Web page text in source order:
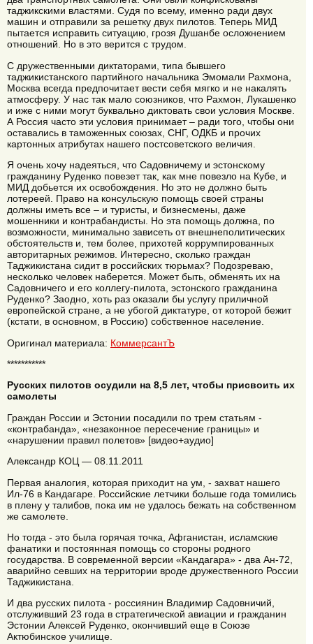
таджикскими властями. Судя по всему, именно ради двух
машин и отправили за решетку двух пилотов. Теперь МИД
пытается исправить ситуацию, грозя Душанбе осложнением
отношений. Но в это верится с трудом.
С дружественными диктаторами, типа бывшего
таджикистанского партийного начальника Эмомали Рахмона,
Москва всегда предпочитает вести себя мягко и не накалять
атмосферу. У нас так мало союзников, что Рахмон, Лукашенко
и иже с ними могут буквально диктовать свои условия Москве.
А Россия часто эти условия принимает – ради того, чтобы они
оставались в таможенных союзах, СНГ, ОДКБ и прочих
картонных атрибутах нашего постсоветского величия.
Я очень хочу надеяться, что Садовничему и эстонскому
гражданину Руденко повезет так, как мне повезло на Кубе, и
МИД добьется их освобождения. Но это не должно быть
лотереей. Право на консульскую помощь своей страны
должны иметь все – и туристы, и бизнесмены, даже
мошенники и контрабандисты. Но эта помощь должна, по
возможности, минимально зависеть от внешнеполитических
обстоятельств и, тем более, прихотей коррумпированных
авторитарных режимов. Интересно, сколько граждан
Таджикистана сидит в российских тюрьмах? Подозреваю,
несколько человек наберется. Может быть, обменять их на
Садовничего и его коллегу-пилота, эстонского гражданина
Руденко? Заодно, хоть раз оказали бы услугу приличной
европейской стране, а не убогой диктатуре, от которой бежит
(кстати, в основном, в Россию) собственное население.
Оригинал материала: КоммерсантЪ
***********
Русских пилотов осудили на 8,5 лет, чтобы присвоить их
самолеты
Граждан России и Эстонии посадили по трем статьям -
«контрабанда», «незаконное пересечение границы» и
«нарушении правил полетов» [видео+аудио]
Александр КОЦ — 08.11.2011
Первая аналогия, которая приходит на ум, - захват нашего
Ил-76 в Кандагаре. Российские летчики больше года томились
в плену у талибов, пока им не удалось бежать на собственном
же самолете.
Но тогда - это была горячая точка, Афганистан, исламские
фанатики и постоянная помощь со стороны родного
государства. В современной версии «Кандагара» - два Ан-72,
аварийно севших на территории вроде дружественного России
Таджикистана.
И два русских пилота - россиянин Владимир Садовничий,
отслуживший 23 года в стратегической авиации и гражданин
Эстонии Алексей Руденко, окончивший еще в Союзе
Актюбинское училище.